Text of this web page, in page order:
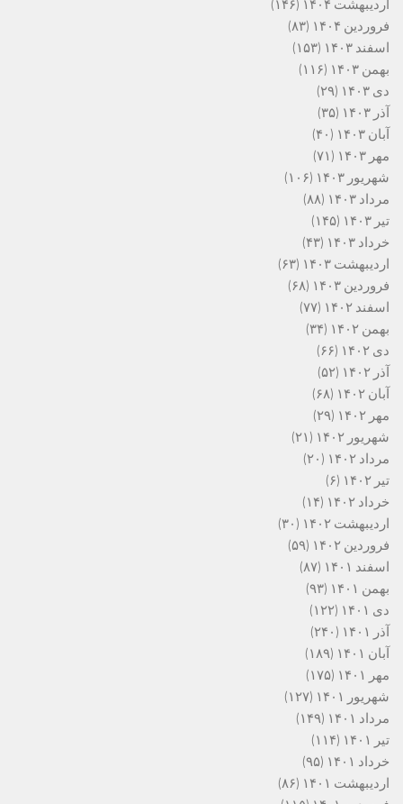
اردیبهشت ۱۴۰۴
(۱۴۶)
فروردین ۱۴۰۴
(۸۳)
اسفند ۱۴۰۳
(۱۵۳)
بهمن ۱۴۰۳
(۱۱۶)
دی ۱۴۰۳
(۲۹)
آذر ۱۴۰۳
(۳۵)
آبان ۱۴۰۳
(۴۰)
مهر ۱۴۰۳
(۷۱)
شهریور ۱۴۰۳
(۱۰۶)
مرداد ۱۴۰۳
(۸۸)
تیر ۱۴۰۳
(۱۴۵)
خرداد ۱۴۰۳
(۴۳)
اردیبهشت ۱۴۰۳
(۶۳)
فروردین ۱۴۰۳
(۶۸)
اسفند ۱۴۰۲
(۷۷)
بهمن ۱۴۰۲
(۳۴)
دی ۱۴۰۲
(۶۶)
آذر ۱۴۰۲
(۵۲)
آبان ۱۴۰۲
(۶۸)
مهر ۱۴۰۲
(۲۹)
شهریور ۱۴۰۲
(۲۱)
مرداد ۱۴۰۲
(۲۰)
تیر ۱۴۰۲
(۶)
خرداد ۱۴۰۲
(۱۴)
اردیبهشت ۱۴۰۲
(۳۰)
فروردین ۱۴۰۲
(۵۹)
اسفند ۱۴۰۱
(۸۷)
بهمن ۱۴۰۱
(۹۳)
دی ۱۴۰۱
(۱۲۲)
آذر ۱۴۰۱
(۲۴۰)
آبان ۱۴۰۱
(۱۸۹)
مهر ۱۴۰۱
(۱۷۵)
شهریور ۱۴۰۱
(۱۲۷)
مرداد ۱۴۰۱
(۱۴۹)
تیر ۱۴۰۱
(۱۱۴)
خرداد ۱۴۰۱
(۹۵)
اردیبهشت ۱۴۰۱
(۸۶)